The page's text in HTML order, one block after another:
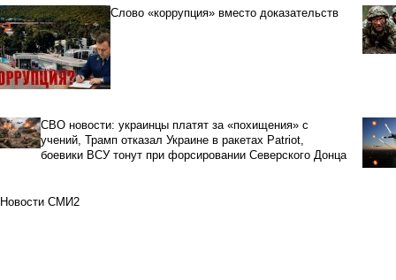
Слово «коррупция» вместо доказательств
СВО новости: украинцы платят за «похищения» с
учений, Трамп отказал Украине в ракетах Patriot,
боевики ВСУ тонут при форсировании Северского Донца
Новости СМИ2